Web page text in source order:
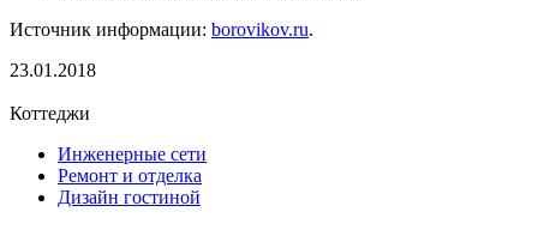
Источник информации: borovikov.ru.
23.01.2018
Коттеджи
Инженерные сети
Ремонт и отделка
Дизайн гостиной